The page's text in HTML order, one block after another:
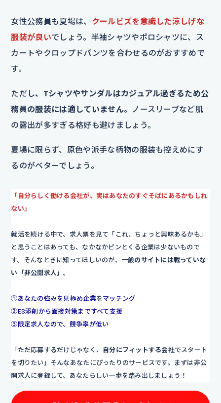
女性公務員も夏場は、 クールビズを意識した涼しげな
服装が良いでしょう。半袖シャツやポロシャツに、ス
カートやクロップドパンツを合わせるのがおすすめで
す。
ただし、Tシャツやサンダルはカジュアル過ぎるため公
務員の服装には適していません。ノースリーブなど肌
の露出が多すぎる格好も避けましょう。
夏場に限らず、原色や派手な柄物の服装も控えめにす
るのがベターでしょう。
「自分らしく働ける会社が、実はあなたのすぐそばにあるかもしれ
ない」
就活を続ける中で、求人票を見て「これ、ちょっと興味あるかも」
と思うことはあっても、なかなかピンとくる企業は少ないもので
す。そんなときに知ってほしいのが、 一般のサイトには載っていな
い「非公開求人」。
①あなたの強みを見極め企業をマッチング
②ES添削から面接対策まですべて支援
③限定求人なので、競争率が低い
「ただ応募するだけじゃなく、 自分にフィットする会社でスタート
を切りたい」そんなあなたにぴったりのサービスです。まずは非公
開求人に登録して、あなたらしい一歩を踏み出しましょう！